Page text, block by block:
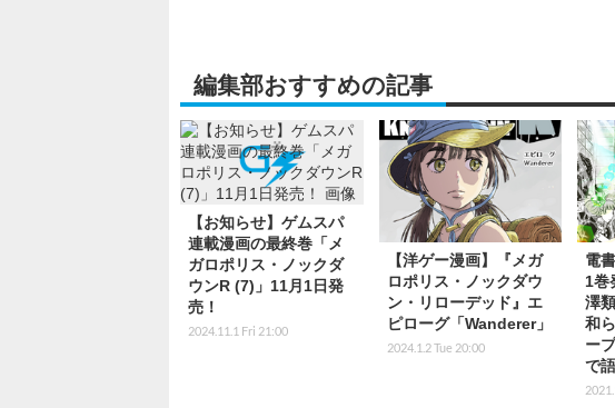
編集部おすすめの記事
【お知らせ】ゲムスパ
連載漫画の最終巻「メ
ガロポリス・ノックダ
ウンR (7)」11月1日発
売！
2024.11.1 Fri 21:00
【洋ゲー漫画】『メガ
ロポリス・ノックダウ
ン・リローデッド』エ
ピローグ「Wanderer」
2024.1.2 Tue 20:00
電
1巻
澤
和
ー
で